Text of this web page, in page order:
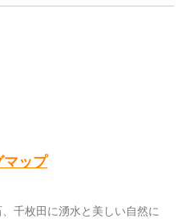
マップ
千枚田に湧水と美しい自然に